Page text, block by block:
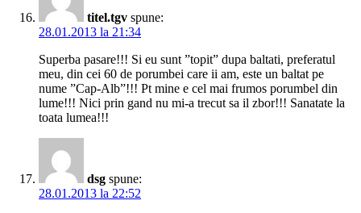
titel.tgv spune:
28.01.2013 la 21:34
Superba pasare!!! Si eu sunt ”topit” dupa baltati, preferatul
meu, din cei 60 de porumbei care ii am, este un baltat pe
nume ”Cap-Alb”!!! Pt mine e cel mai frumos porumbel din
lume!!! Nici prin gand nu mi-a trecut sa il zbor!!! Sanatate la
toata lumea!!!
dsg spune:
28.01.2013 la 22:52